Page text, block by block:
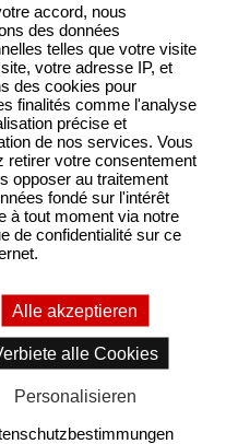
Top 10 der nicht-
accord, nous
des données
telles que votre visite
votre adresse IP, et
des cookies pour
finalités comme l'analyse
précise et
de nos services. Vous
retirer votre consentement
opposer au traitement
fondé sur l'intérêt
à tout moment via notre
de confidentialité sur ce
Alle akzeptieren
alle Cookies
Personalisieren